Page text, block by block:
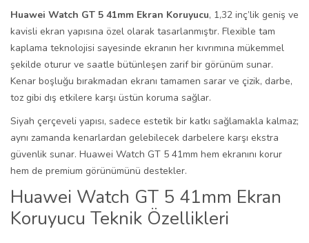
Huawei Watch GT 5 41mm Ekran Koruyucu, 1,32 inç’lik geniş ve
kavisli ekran yapısına özel olarak tasarlanmıştır. Flexible tam
kaplama teknolojisi sayesinde ekranın her kıvrımına mükemmel
şekilde oturur ve saatle bütünleşen zarif bir görünüm sunar.
Kenar boşluğu bırakmadan ekranı tamamen sarar ve çizik, darbe,
toz gibi dış etkilere karşı üstün koruma sağlar.
Siyah çerçeveli yapısı, sadece estetik bir katkı sağlamakla kalmaz;
aynı zamanda kenarlardan gelebilecek darbelere karşı ekstra
güvenlik sunar. Huawei Watch GT 5 41mm hem ekranını korur
hem de premium görünümünü destekler.
Huawei Watch GT 5 41mm Ekran
Koruyucu Teknik Özellikleri